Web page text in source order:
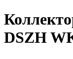
DSZH